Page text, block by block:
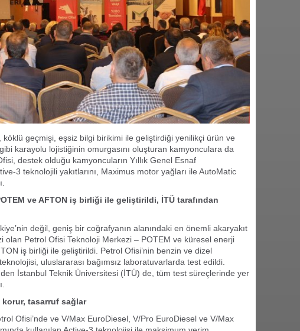
köklü geçmişi, eşsiz bilgi birikimi ile geliştirdiği yenilikçi ürün ve
karayolu lojistiğinin omurgasını oluşturan kamyonculara da
destek olduğu kamyoncuların Yıllık Genel Esnaf
3 teknolojili yakıtlarını, Maximus motor yağları ile AutoMatic
ve AFTON iş birliği ile geliştirildi, İTÜ tarafından
değil, geniş bir coğrafyanın alanındaki en önemli akaryakıt
olan Petrol Ofisi Teknoloji Merkezi – POTEM ve küresel enerji
iş birliği ile geliştirildi. Petrol Ofisi’nin benzin ve dizel
uluslararası bağımsız laboratuvarlarda test edildi.
İstanbul Teknik Üniversitesi (İTÜ) de, tüm test süreçlerinde yer
tasarruf sağlar
Ofisi’nde ve V/Max EuroDiesel, V/Pro EuroDiesel ve V/Max